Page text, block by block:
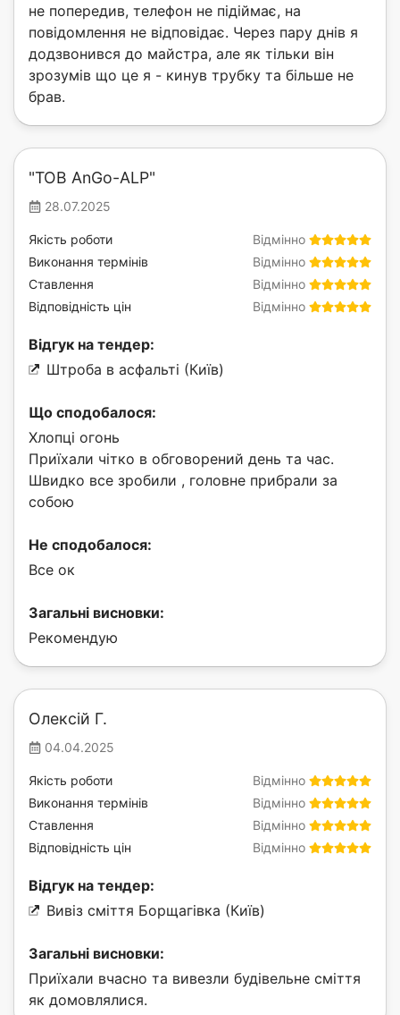
не попередив, телефон не підіймає, на
повідомлення не відповідає. Через пару днів я
додзвонився до майстра, але як тільки він
зрозумів що це я - кинув трубку та більше не
брав.
"ТОВ AnGo-ALP"
28.07.2025
Відмінно
Якість роботи
Відмінно
Виконання термінів
Відмінно
Ставлення
Відмінно
Відповідність цін
Відгук на тендер:
Штроба в асфальті (Київ)
Що сподобалося:
Хлопці огонь
Приїхали чітко в обговорений день та час.
Швидко все зробили , головне прибрали за
собою
Не сподобалося:
Все ок
Загальні висновки:
Рекомендую
Олексій Г.
04.04.2025
Відмінно
Якість роботи
Відмінно
Виконання термінів
Відмінно
Ставлення
Відмінно
Відповідність цін
Відгук на тендер:
Вивіз сміття Борщагівка (Київ)
Загальні висновки:
Приїхали вчасно та вивезли будівельне сміття
як домовлялися.